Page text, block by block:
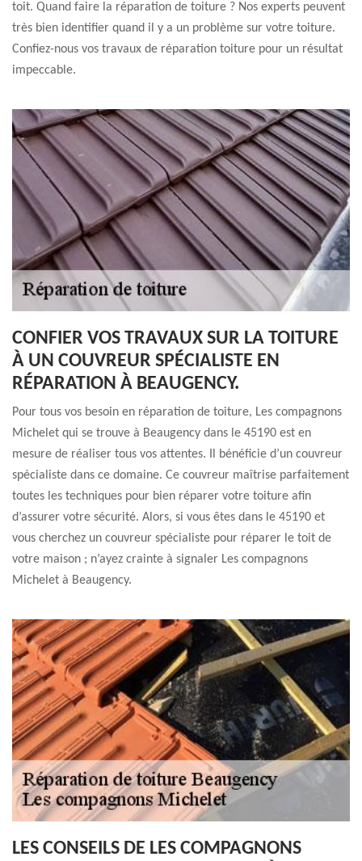
toit. Quand faire la réparation de toiture ? Nos experts peuvent
très bien identifier quand il y a un problème sur votre toiture.
Confiez-nous vos travaux de réparation toiture pour un résultat
impeccable.
CONFIER VOS TRAVAUX SUR LA TOITURE
À UN COUVREUR SPÉCIALISTE EN
RÉPARATION À BEAUGENCY.
Pour tous vos besoin en réparation de toiture, Les compagnons
Michelet qui se trouve à Beaugency dans le 45190 est en
mesure de réaliser tous vos attentes. Il bénéficie d’un couvreur
spécialiste dans ce domaine. Ce couvreur maîtrise parfaitement
toutes les techniques pour bien réparer votre toiture afin
d’assurer votre sécurité. Alors, si vous êtes dans le 45190 et
vous cherchez un couvreur spécialiste pour réparer le toit de
votre maison ; n’ayez crainte à signaler Les compagnons
Michelet à Beaugency.
LES CONSEILS DE LES COMPAGNONS